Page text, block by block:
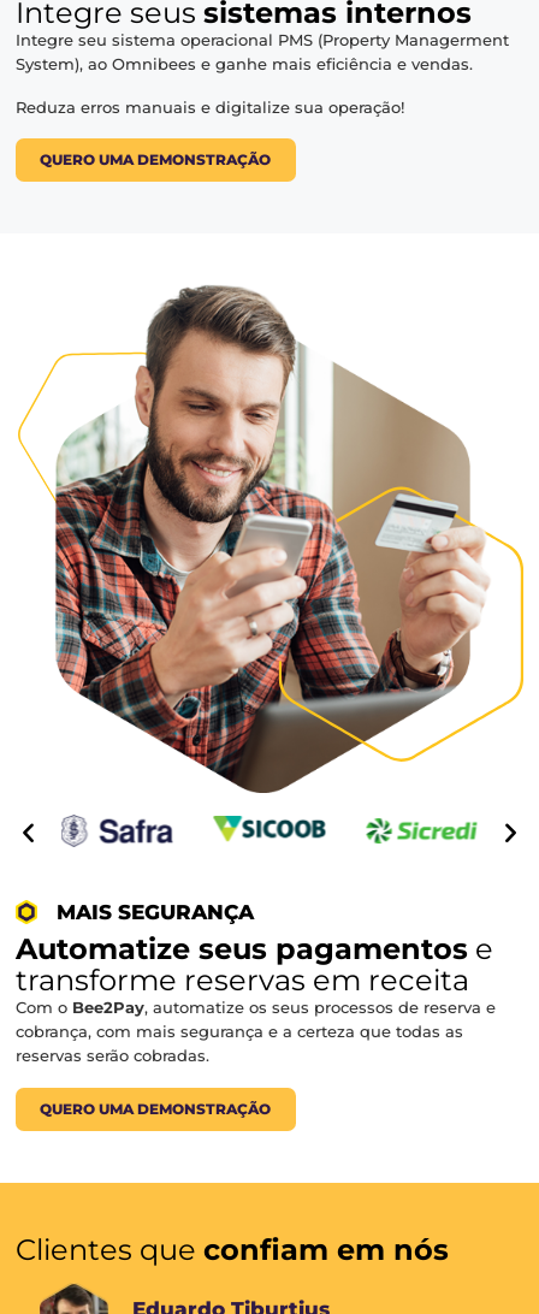
MAIS INTELIGÊNCIA
Flutue tarifas de forma
e aumente sua diária média
Obtenha dados de mercado e tome as melhores
o seu estabelecimento.
QUERO UMA DEMONSTRAÇÃO
MAIS CONECTIVIDADE
Integre seussistemas
Integre seu sistema operacional PMS (Property
Reduza erros manuais e digitalize sua operação!
QUERO UMA DEMONSTRAÇÃO